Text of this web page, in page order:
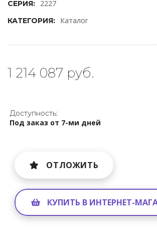
СЕРИЯ: 2227
КАТЕГОРИЯ: Каталог
1 214 087 руб.
Доступность:
Под заказ от 7-ми дней
ОТЛОЖИТЬ
КУПИТЬ В ИНТЕРНЕТ-